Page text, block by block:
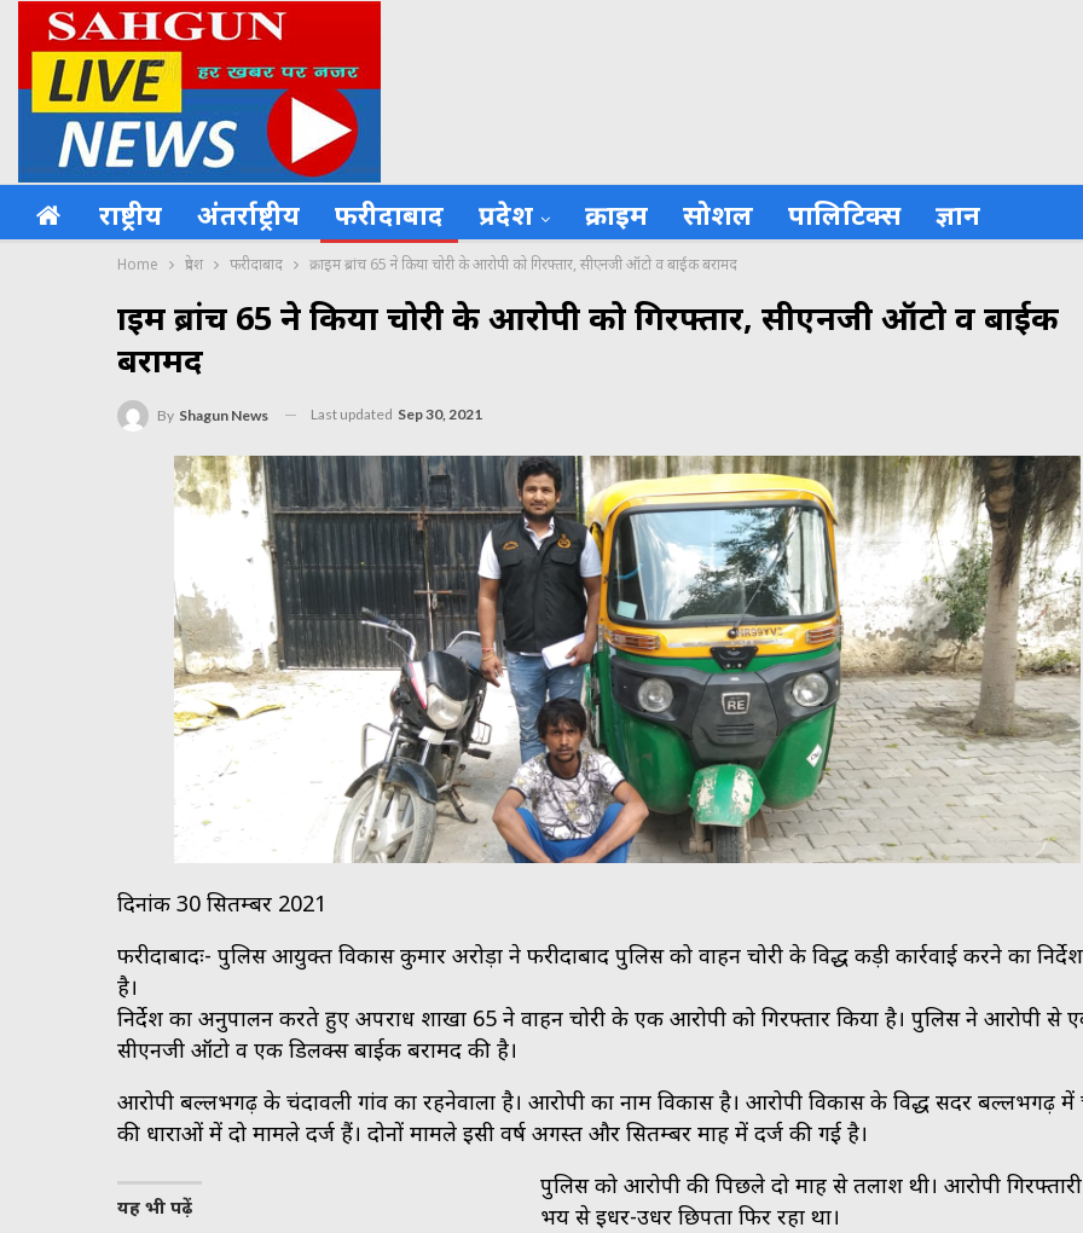
राष्ट्रीय अंतर्राष्ट्रीय फरीदाबाद प्रदेश क्राइम सोशल पालिटिक्स ज्ञान
Home प्रदेश फरीदाबाद क्राइम ब्रांच 65 ने किया चोरी के आरोपी को गिरफ्तार, सीएनजी ऑटो व बाईक बरामद
क्राइम ब्रांच 65 ने किया चोरी के आरोपी को गिरफ्तार, सीएनजी ऑटो व बाईक
बरामद
By Shagun News Last updated Sep 30, 2021
दिनांक 30 सितम्बर 2021
फरीदाबादः- पुलिस आयुक्त विकास कुमार अरोड़ा ने फरीदाबाद पुलिस को वाहन चोरी के विरूद्ध कड़ी कार्रवाई करने का
है।
निर्देश का अनुपालन करते हुए अपराध शाखा 65 ने वाहन चोरी के एक आरोपी को गिरफ्तार किया है। पुलिस ने आरोपी से
सीएनजी ऑटो व एक डिलक्स बाईक बरामद की है।
आरोपी बल्लभगढ़ के चंदावली गांव का रहनेवाला है। आरोपी का नाम विकास है। आरोपी विकास के विरूद्ध सदर बल्लभगढ़ में
की धाराओं में दो मामले दर्ज हैं। दोनों मामले इसी वर्ष अगस्त और सितम्बर माह में दर्ज की गई है।
यह भी पढ़ें
पुलिस को आरोपी की पिछले दो माह से तलाश थी। आरोपी
भय से इधर-उधर छिपता फिर रहा था।